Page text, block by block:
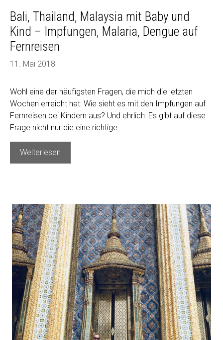
Bali, Thailand, Malaysia mit Baby und
Kind – Impfungen, Malaria, Dengue auf
Fernreisen
11. Mai 2018
Wohl eine der häufigsten Fragen, die mich die letzten
Wochen erreicht hat: Wie sieht es mit den Impfungen auf
Fernreisen bei Kindern aus? Und ehrlich: Es gibt auf diese
Frage nicht nur die eine richtige …
Weiterlesen
Thailand,
und
Kind
–
Impfungen,
Malaria,
Dengue
auf
Fernreisen